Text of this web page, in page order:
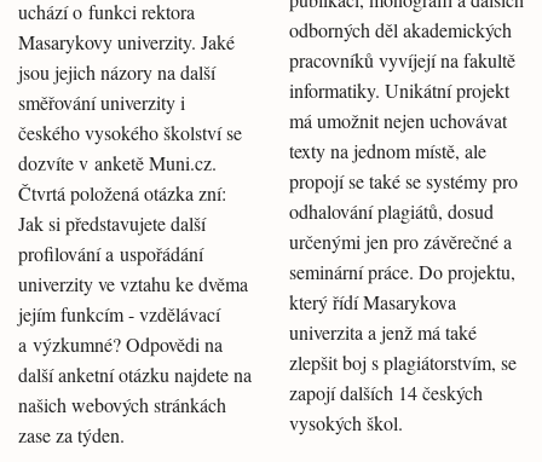
uchází o funkci rektora
Masarykovy univerzity. Jaké
jsou jejich názory na další
směřování univerzity i
českého vysokého školství se
dozvíte v anketě Muni.cz.
Čtvrtá položená otázka zní:
Jak si představujete další
profilování a uspořádání
univerzity ve vztahu ke dvěma
jejím funkcím - vzdělávací
a výzkumné? Odpovědi na
další anketní otázku najdete na
našich webových stránkách
zase za týden.
odborných děl akademických
pracovníků vyvíjejí na fakultě
informatiky. Unikátní projekt
má umožnit nejen uchovávat
texty na jednom místě, ale
propojí se také se systémy pro
odhalování plagiátů, dosud
určenými jen pro závěrečné a
seminární práce. Do projektu,
který řídí Masarykova
univerzita a jenž má také
zlepšit boj s plagiátorstvím, se
zapojí dalších 14 českých
vysokých škol.